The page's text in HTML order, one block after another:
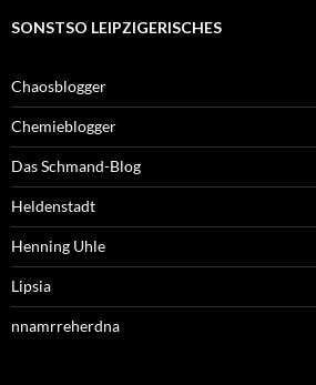
SONSTSO LEIPZIGERISCHES
Chaosblogger
Chemieblogger
Das Schmand-Blog
Heldenstadt
Henning Uhle
Lipsia
nnamrreherdna